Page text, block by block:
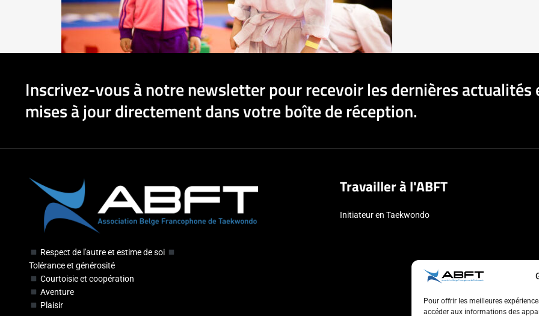
Pour offrir les meilleures
accéder aux informations des
Inscrivez-vous à notre newsletter pour recevoir les dernières actualités
mises à jour directement dans votre boîte de réception.
Respect de l'autre et estime de soi
Tolérance et générosité
Courtoisie et coopération
Aventure
Plaisir
Travailler à l'ABFT
Initiateur en Taekwondo